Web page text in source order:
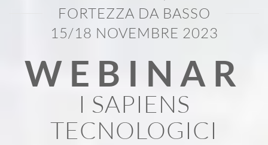
FORTEZZA DA BASSO
15/18 NOVEMBRE 2023
WEBINAR
I SAPIENS
TECNOLOGICI